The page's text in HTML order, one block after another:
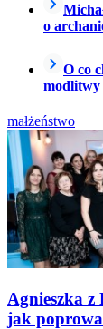
o
O co
modlitwy
małżeństwo
Agnieszka z
jak